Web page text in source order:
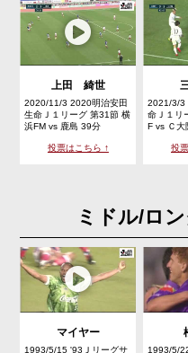
上田 綺世
2020/11/3 2020明治安田
生命Ｊ１リーグ 第31節 横
浜FM vs 鹿島 39分
投票はこちら ↑
2021/3/3
命Ｊ１リ
F vs Ｃ大
投
ミドル/ロ
マイヤー
1993/5/15 '93Ｊリーグサ
1993/5/